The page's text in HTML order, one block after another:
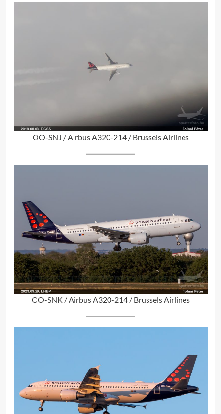
OO-SNJ / Airbus A320-214 / Brussels Airlines
OO-SNK / Airbus A320-214 / Brussels Airlines